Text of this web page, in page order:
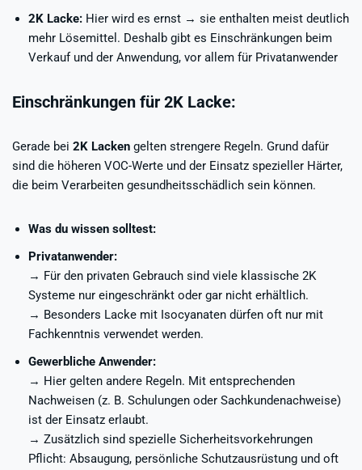
2K Lacke: Hier wird es ernst → sie enthalten meist deutlich
mehr Lösemittel. Deshalb gibt es Einschränkungen beim
Verkauf und der Anwendung, vor allem für Privatanwender
Einschränkungen für 2K Lacke:
Gerade bei 2K Lacken gelten strengere Regeln. Grund dafür
sind die höheren VOC-Werte und der Einsatz spezieller Härter,
die beim Verarbeiten gesundheitsschädlich sein können.
Was du wissen solltest:
Privatanwender:
→ Für den privaten Gebrauch sind viele klassische 2K
Systeme nur eingeschränkt oder gar nicht erhältlich.
→ Besonders Lacke mit Isocyanaten dürfen oft nur mit
Fachkenntnis verwendet werden.
Gewerbliche Anwender:
→ Hier gelten andere Regeln. Mit entsprechenden
Nachweisen (z. B. Schulungen oder Sachkundenachweise)
ist der Einsatz erlaubt.
→ Zusätzlich sind spezielle Sicherheitsvorkehrungen
Pflicht: Absaugung, persönliche Schutzausrüstung und oft